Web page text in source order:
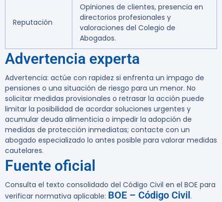
Reputación
Opiniones de clientes, presencia en
directorios profesionales y
valoraciones del Colegio de
Abogados.
Advertencia experta
Advertencia: actúe con rapidez si enfrenta un impago de
pensiones o una situación de riesgo para un menor. No
solicitar medidas provisionales o retrasar la acción puede
limitar la posibilidad de acordar soluciones urgentes y
acumular deuda alimenticia o impedir la adopción de
medidas de protección inmediatas; contacte con un
abogado especializado lo antes posible para valorar medidas
cautelares.
Fuente oficial
Consulta el texto consolidado del Código Civil en el BOE para
verificar normativa aplicable: BOE – Código Civil.